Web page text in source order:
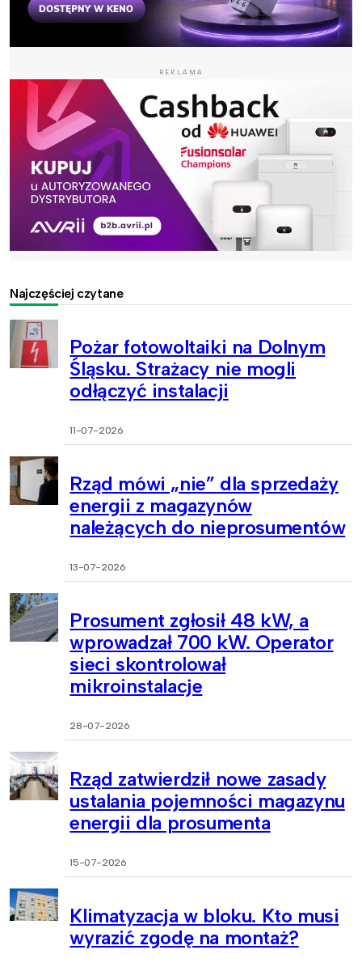
REKLAMA
Najczęściej czytane
Pożar fotowoltaiki na Dolnym
Śląsku. Strażacy nie mogli
odłączyć instalacji
11-07-2026
Rząd mówi „nie” dla sprzedaży
energii z magazynów
należących do nieprosumentów
13-07-2026
Prosument zgłosił 48 kW, a
wprowadzał 700 kW. Operator
sieci skontrolował
mikroinstalacje
28-07-2026
Rząd zatwierdził nowe zasady
ustalania pojemności magazynu
energii dla prosumenta
15-07-2026
Klimatyzacja w bloku. Kto musi
wyrazić zgodę na montaż?